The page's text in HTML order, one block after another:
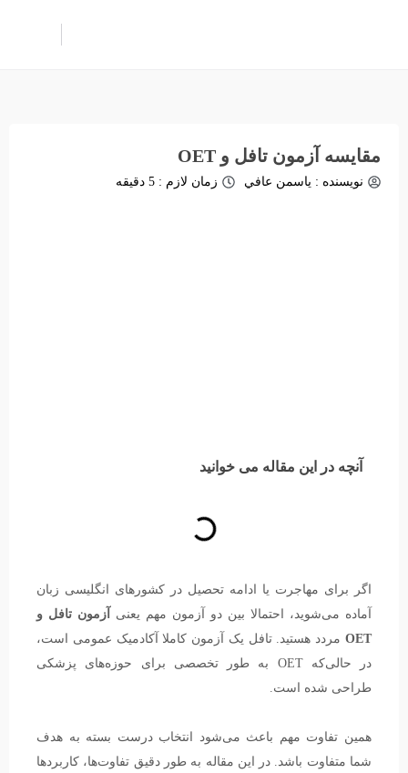
مقایسه آزمون تافل و OET
نویسنده : یاسمن عافي زمان لازم : 5 دقیقه
آنچه در این مقاله می خوانید
اگر برای مهاجرت یا ادامه تحصیل در کشورهای انگلیسی زبان
آماده می‌شوید، احتمالا بین دو آزمون مهم یعنی آزمون تافل و
OET مردد هستید. تافل یک آزمون کاملا آکادمیک عمومی است،
در حالی‌که OET به طور تخصصی برای حوزه‌های پزشکی
طراحی شده است.
همین تفاوت مهم باعث می‌شود انتخاب درست بسته به هدف
شما متفاوت باشد. در این مقاله به طور دقیق تفاوت‌ها، کاربردها